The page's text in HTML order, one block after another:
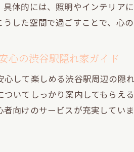
具体的には、照明やインテリア
した空間で過ごすことで、心
心の渋谷駅隠れ家ガイド
心して楽しめる渋谷駅周辺の隠
ついてしっかり案内してもらえ
者向けのサービスが充実してい